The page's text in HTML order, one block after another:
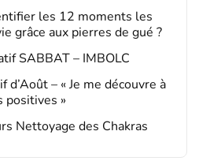
les 12 moments les
grâce aux pierres de gué ?
SABBAT – IMBOLC
d’Août – « Je me découvre à
positives »
Nettoyage des Chakras